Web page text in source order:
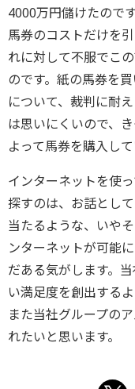
4000万円儲けたので
馬券のコストだけを
れに対して不服でこ
のです。紙の馬券を
について、裁判に耐
は思いにくいので、
よって馬券を購入し
インターネットを使
探すのは、お話とし
当たるような、いや
ンターネットが可能
だある気がします。
い満足度を創出する
また当社グループの
れたいと思います。